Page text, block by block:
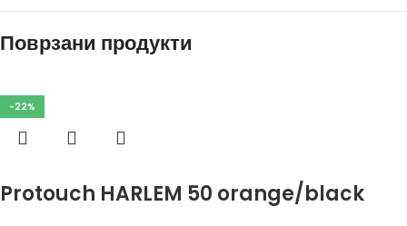
Поврзани продукти
-22%
Protouch HARLEM 50 orange/black